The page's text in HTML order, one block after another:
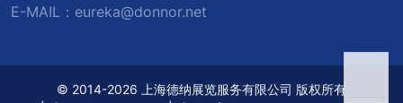
E-MAIL： eureka@donnor.net
© 2014-2026 上海德纳展览服务有限公司 版权所有